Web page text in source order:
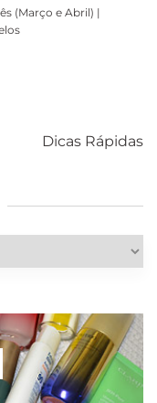
(Março e Abril) |
Dicas Rápidas
diários
cabelos